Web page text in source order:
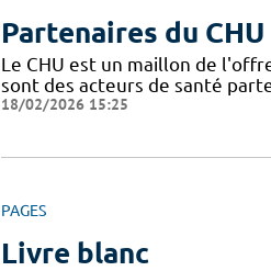
Partenaires du CHU
Le CHU est un maillon de
sont des acteurs de santé
18/02/2026 15:25
PAGES
Livre blanc